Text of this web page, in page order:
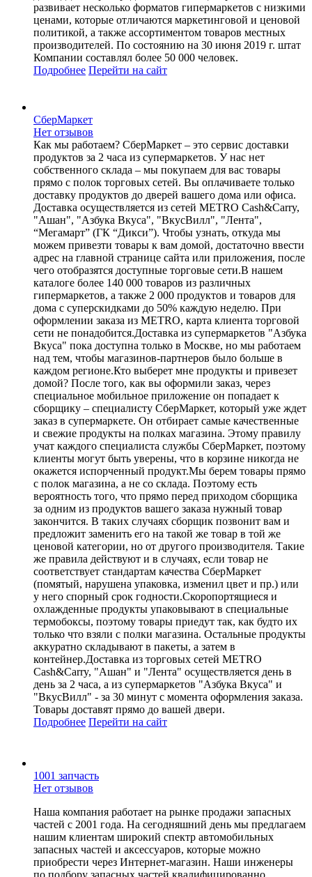
развивает несколько форматов гипермаркетов с низкими
ценами, которые отличаются маркетинговой и ценовой
политикой, а также ассортиментом товаров местных
производителей. По состоянию на 30 июня 2019 г. штат
Компании составлял более 50 000 человек.
Подробнее Перейти на сайт
СберМаркет
Нет отзывов
Как мы работаем? СберМаркет – это cервис доставки
продуктов за 2 часа из супермаркетов. У нас нет
собственного склада – мы покупаем для вас товары
прямо с полок торговых сетей. Вы оплачиваете только
доставку продуктов до дверей вашего дома или офиса.
Доставка осуществляется из сетей METRO Cash&Carry,
"Ашан", "Азбука Вкуса", "ВкусВилл", "Лента",
“Мегамарт” (ГК “Дикси”). Чтобы узнать, откуда мы
можем привезти товары к вам домой, достаточно ввести
адрес на главной странице сайта или приложения, после
чего отобразятся доступные торговые сети.В нашем
каталоге более 140 000 товаров из различных
гипермаркетов, а также 2 000 продуктов и товаров для
дома с суперскидками до 50% каждую неделю. При
оформлении заказа из METRO, карта клиента торговой
сети не понадобится.Доставка из супермаркетов "Азбука
Вкуса" пока доступна только в Москве, но мы работаем
над тем, чтобы магазинов-партнеров было больше в
каждом регионе.Кто выберет мне продукты и привезет
домой? После того, как вы оформили заказ, через
специальное мобильное приложение он попадает к
сборщику – специалисту СберМаркет, который уже ждет
заказ в супермаркете. Он отбирает самые качественные
и свежие продукты на полках магазина. Этому правилу
учат каждого специалиста службы СберМаркет, поэтому
клиенты могут быть уверены, что в корзине никогда не
окажется испорченный продукт.Мы берем товары прямо
с полок магазина, а не со склада. Поэтому есть
вероятность того, что прямо перед приходом сборщика
за одним из продуктов вашего заказа нужный товар
закончится. В таких случаях сборщик позвонит вам и
предложит заменить его на такой же товар в той же
ценовой категории, но от другого производителя. Такие
же правила действуют и в случаях, если товар не
соответствует стандартам качества СберМаркет
(помятый, нарушена упаковка, изменил цвет и пр.) или
у него спорный срок годности.Скоропортящиеся и
охлажденные продукты упаковывают в специальные
термобоксы, поэтому товары приедут так, как будто их
только что взяли с полки магазина. Остальные продукты
аккуратно складывают в пакеты, а затем в
контейнер.Доставка из торговых сетей METRO
Cash&Carry, "Ашан" и "Лента" осуществляется день в
день за 2 часа, а из супермаркетов "Азбука Вкуса" и
"ВкусВилл" - за 30 минут с момента оформления заказа.
Товары доставят прямо до вашей двери.
Подробнее Перейти на сайт
1001 запчасть
Нет отзывов
Наша компания работает на рынке продажи запасных
частей с 2001 года. На сегодняшний день мы предлагаем
нашим клиентам широкий спектр автомобильных
запасных частей и аксессуаров, которые можно
приобрести через Интернет-магазин. Наши инженеры
по подбору запасных частей квалифицированно